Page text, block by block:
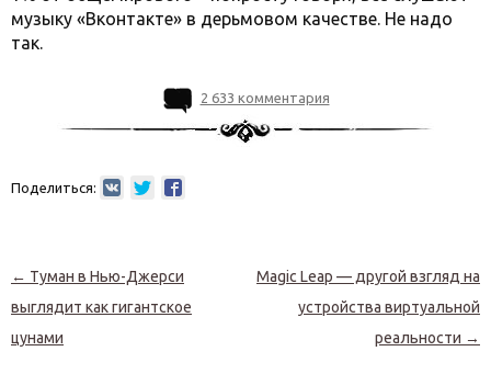
музыку «Вконтакте» в дерьмовом качестве. Не надо
так.
2 633 комментария
Поделиться:
Навигация по записям
← Туман в Нью-Джерси
выглядит как гигантское
цунами
Magic Leap — другой взгляд на
устройства виртуальной
реальности →